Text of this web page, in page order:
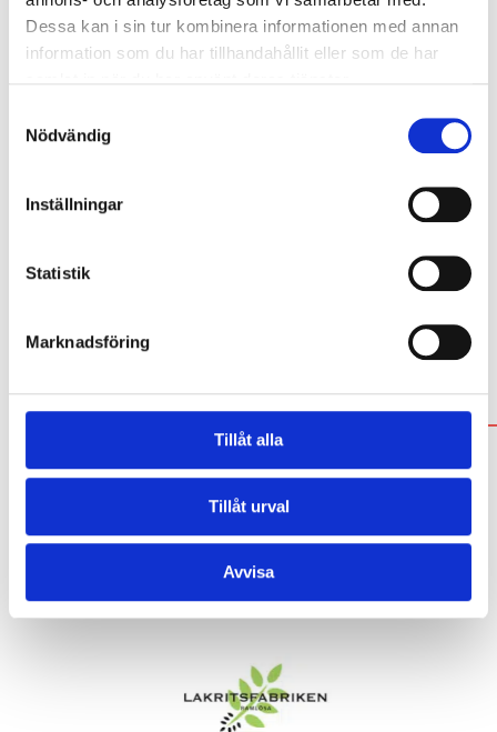
Dessa kan i sin tur kombinera informationen med annan
information som du har tillhandahållit eller som de har
Nödvändig
Inställningar
Statistik
Marknadsföring
Tillåt alla
Tillåt urval
Avvisa
Citronstång
POPULÄRA VARUMÄRKEN